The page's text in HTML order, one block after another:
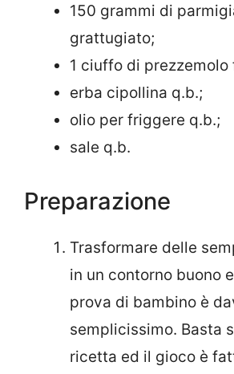
150 grammi di
grattugiato;
1 ciuffo di prezzemolo
erba cipollina q.b.;
olio per friggere q.b.;
sale q.b.
Preparazione
Trasformare delle
in un contorno buono
prova di bambino è
semplicissimo. Basta
ricetta ed il gioco è